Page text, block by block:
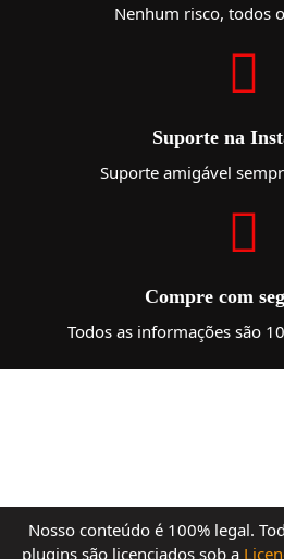
Nenhum risco, todos
Suporte na
Suporte amigável
Compre com
Todos as informações são
Nosso conteúdo é 100% legal.
plugins são licenciados sob a